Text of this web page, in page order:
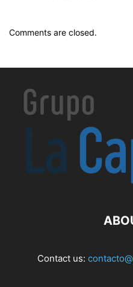
Comments are closed.
Contact us: